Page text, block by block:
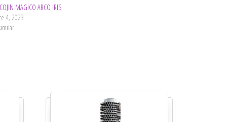
MAGICO ARCO IRIS
4, 2023